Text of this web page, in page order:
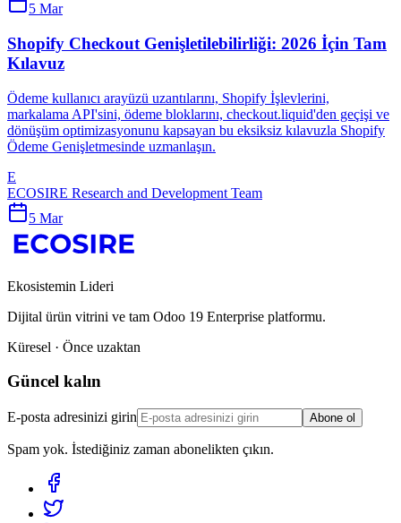
5 Mar
Shopify Checkout Genişletilebilirliği: 2026 İçin Tam
Kılavuz
Ödeme kullanıcı arayüzü uzantılarını, Shopify İşlevlerini,
markalama API'sini, ödeme bloklarını, checkout.liquid'den geçişi ve
dönüşüm optimizasyonunu kapsayan bu eksiksiz kılavuzla Shopify
Ödeme Genişletmesinde uzmanlaşın.
E
ECOSIRE Research and Development Team
5 Mar
Ekosistemin Lideri
Dijital ürün vitrini ve tam Odoo 19 Enterprise platformu.
Küresel · Önce uzaktan
Güncel kalın
E-posta adresinizi girin Abone ol
Spam yok. İstediğiniz zaman abonelikten çıkın.